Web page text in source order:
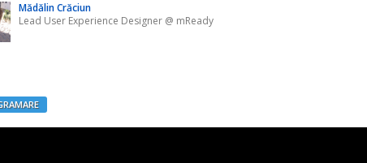
Mădălin Crăciun
Lead User Experience Designer @ mReady